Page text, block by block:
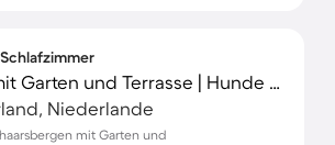
Schlafzimmer
Tolles Ferienhaus mit Garten und Terrasse | Hunde erlaubt
Niederlande
mit Garten und